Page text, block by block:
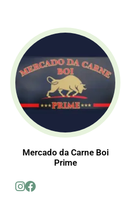
Mercado da Carne Boi
Prime